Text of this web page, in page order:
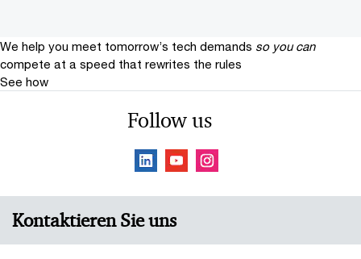
We help you meet tomorrow’s tech demands so you can
compete at a speed that rewrites the rules
See how
Follow us
Kontaktieren Sie uns